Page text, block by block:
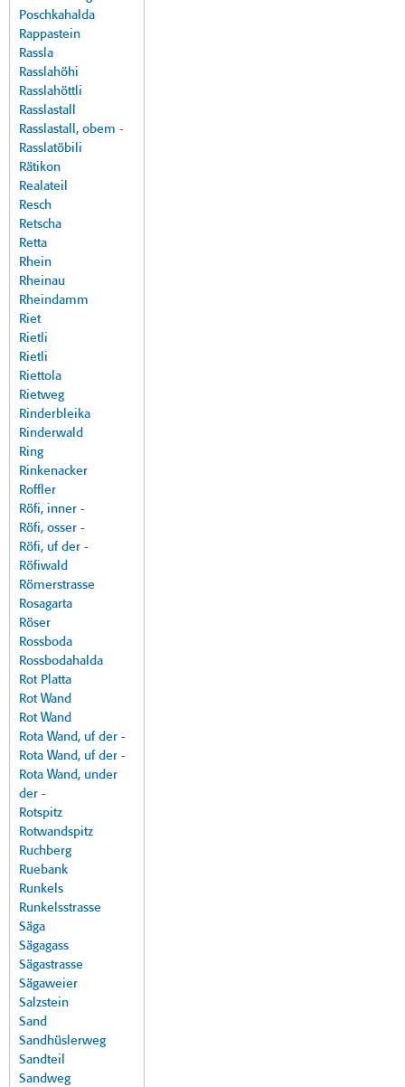
Poschkahalda
Rappastein
Rassla
Rasslahöhi
Rasslahöttli
Rasslastall
Rasslastall, obem -
Rasslatöbili
Rätikon
Realateil
Resch
Retscha
Retta
Rhein
Rheinau
Rheindamm
Riet
Rietli
Rietli
Riettola
Rietweg
Rinderbleika
Rinderwald
Ring
Rinkenacker
Roffler
Röfi, inner -
Röfi, osser -
Röfi, uf der -
Röfiwald
Römerstrasse
Rosagarta
Röser
Rossboda
Rossbodahalda
Rot Platta
Rot Wand
Rot Wand
Rota Wand, uf der -
Rota Wand, uf der -
Rota Wand, under
der -
Rotspitz
Rotwandspitz
Ruchberg
Ruebank
Runkels
Runkelsstrasse
Säga
Sägagass
Sägastrasse
Sägaweier
Salzstein
Sand
Sandhüslerweg
Sandteil
Sandweg